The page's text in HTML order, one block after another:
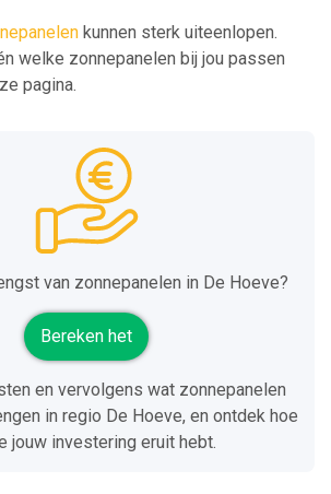
kunnen sterk uiteenlopen.
welke zonnepanelen bij jou passen
pagina.
van zonnepanelen in De Hoeve?
Bereken het
en vervolgens wat zonnepanelen
in regio De Hoeve, en ontdek hoe
jouw investering eruit hebt.